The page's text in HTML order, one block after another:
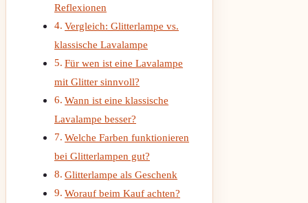
Reflexionen
Vergleich: Glitterlampe vs.
klassische Lavalampe
Für wen ist eine Lavalampe
mit Glitter sinnvoll?
Wann ist eine klassische
Lavalampe besser?
Welche Farben funktionieren
bei Glitterlampen gut?
Glitterlampe als Geschenk
Worauf beim Kauf achten?